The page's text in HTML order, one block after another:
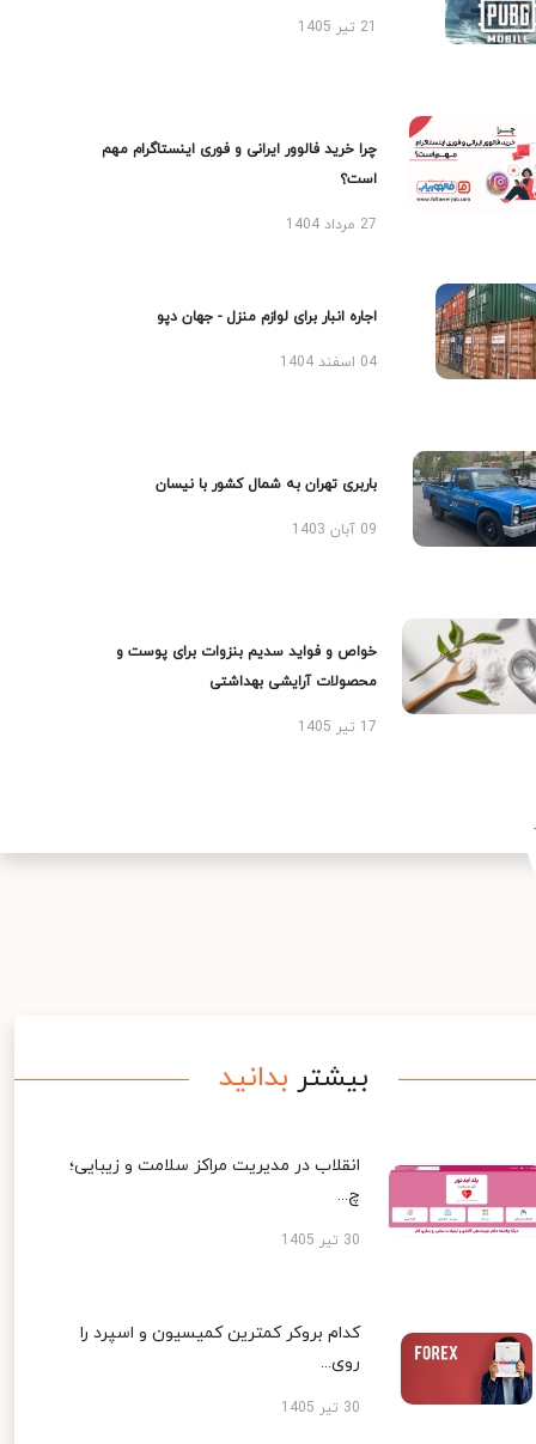
چرا خرید فالوور ایرانی و فوری اینستاگرام مهم
است؟
27 مرداد 1404
اجاره انبار برای لوازم منزل - جهان دپو
04 اسفند 1404
باربری تهران به شمال کشور با نیسان
09 آبان 1403
خواص و فواید سدیم بنزوات برای پوست و
محصولات آرایشی بهداشتی
17 تیر 1405
بیشتر بدانید
انقلاب در مدیریت مراکز سلامت و زیبایی؛
چ...
30 تیر 1405
کدام بروکر کمترین کمیسیون و اسپرد را
روی...
30 تیر 1405